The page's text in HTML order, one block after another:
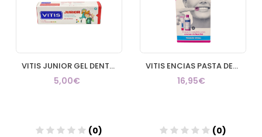
VITIS JUNIOR GEL DENTIFRICO 1 ENVASE 75 ml
5,00€
(0)
VITIS ENCIAS PASTA DENTIFRICA Y COLUTORIO PACK
16,95€
(0)